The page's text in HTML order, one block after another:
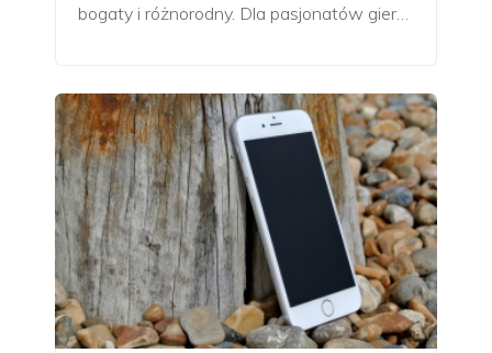
bogaty i różnorodny. Dla pasjonatów gier…